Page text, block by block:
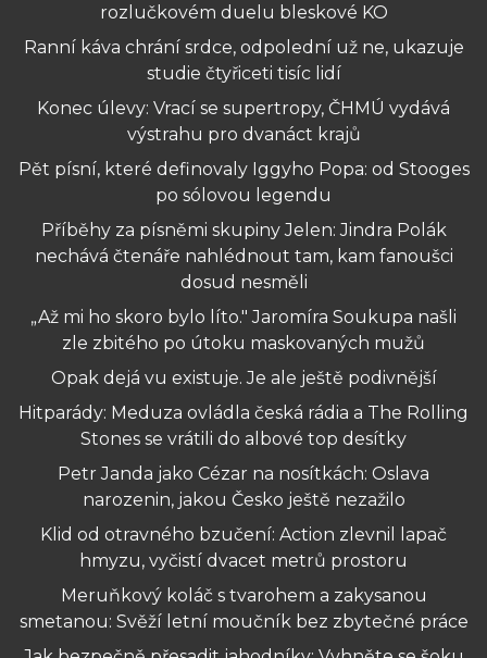
rozlučkovém duelu bleskové KO
Ranní káva chrání srdce, odpolední už ne, ukazuje
studie čtyřiceti tisíc lidí
Konec úlevy: Vrací se supertropy, ČHMÚ vydává
výstrahu pro dvanáct krajů
Pět písní, které definovaly Iggyho Popa: od Stooges
po sólovou legendu
Příběhy za písněmi skupiny Jelen: Jindra Polák
nechává čtenáře nahlédnout tam, kam fanoušci
dosud nesměli
„Až mi ho skoro bylo líto." Jaromíra Soukupa našli
zle zbitého po útoku maskovaných mužů
Opak dejá vu existuje. Je ale ještě podivnější
Hitparády: Meduza ovládla česká rádia a The Rolling
Stones se vrátili do albové top desítky
Petr Janda jako Cézar na nosítkách: Oslava
narozenin, jakou Česko ještě nezažilo
Klid od otravného bzučení: Action zlevnil lapač
hmyzu, vyčistí dvacet metrů prostoru
Meruňkový koláč s tvarohem a zakysanou
smetanou: Svěží letní moučník bez zbytečné práce